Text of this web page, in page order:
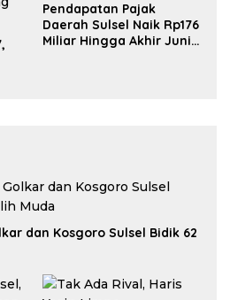
Pendapatan Pajak
Daerah Sulsel Naik Rp176
Miliar Hingga Akhir Juni
dan Kosgoro Sulsel Bidik 62